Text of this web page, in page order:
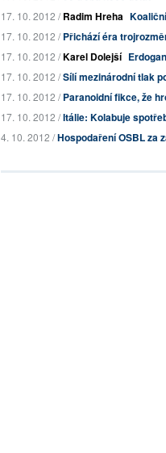
17. 10. 2012 /Radim Hreha
17. 10. 2012 /Přichází éra
17. 10. 2012 /Karel Dolejší
17. 10. 2012 /Sílí mezinárodní tlak
17. 10. 2012 /Paranoidní fikce, že
17. 10. 2012 /Itálie: Kolabuje
4. 10. 2012 /Hospodaření OSBL za